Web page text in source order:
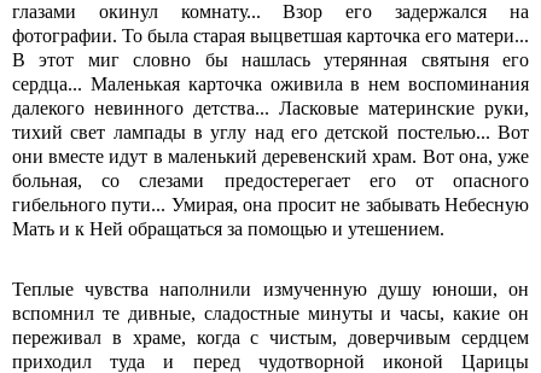
глазами окинул комнату... Взор его задержался на
фотографии. То была старая выцветшая карточка его матери...
В этот миг словно бы нашлась утерянная святыня его
сердца... Маленькая карточка оживила в нем воспоминания
далекого невинного детства... Ласковые материнские руки,
тихий свет лампады в углу над его детской постелью... Вот
они вместе идут в маленький деревенский храм. Вот она, уже
больная, со слезами предостерегает его от опасного
гибельного пути... Умирая, она просит не забывать Небесную
Мать и к Ней обращаться за помощью и утешением.
Теплые чувства наполнили измученную душу юноши, он
вспомнил те дивные, сладостные минуты и часы, какие он
переживал в храме, когда с чистым, доверчивым сердцем
приходил туда и перед чудотворной иконой Царицы